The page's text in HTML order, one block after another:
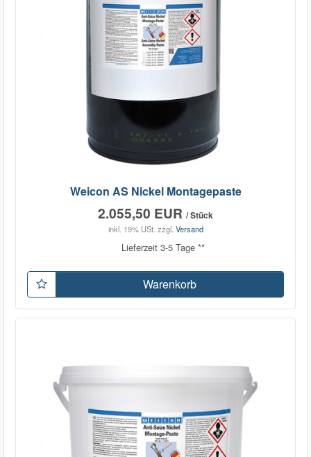
Weicon AS Nickel Montagepaste
2.055,50 EUR / Stück
inkl. 19% USt. zzgl. Versand
Lieferzeit 3-5 Tage **
Warenkorb